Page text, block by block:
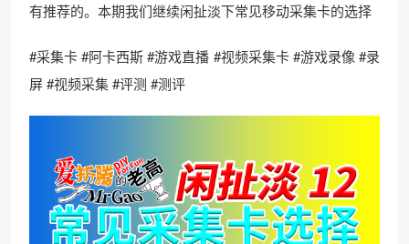
有推荐的。本期我们继续闲扯淡下常见移动采集卡的选择
#采集卡 #阿卡西斯 #游戏直播 #视频采集卡 #游戏录像 #录
屏 #视频采集 #评测 #测评